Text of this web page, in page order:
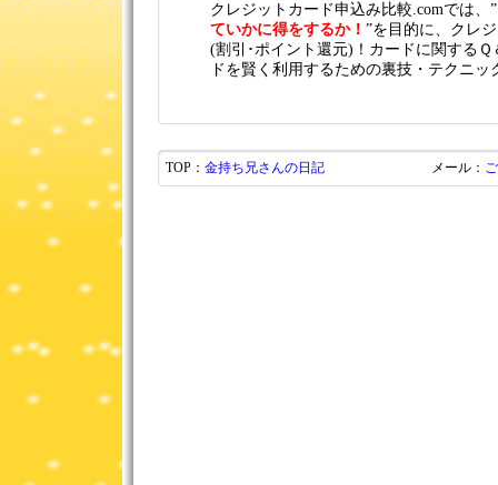
クレジットカード申込み比較.comでは、”
ていかに得をするか！ ”を目的に、クレ
(割引･ポイント還元)！カードに関する
ドを賢く利用するための裏技・テクニ
TOP： 金持ち兄さんの日記 メール：